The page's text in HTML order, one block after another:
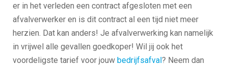
er in het verleden een contract afgesloten met een
afvalverwerker en is dit contract al een tijd niet meer
herzien. Dat kan anders! Je afvalverwerking kan namelijk
in vrijwel alle gevallen goedkoper! Wil jij ook het
voordeligste tarief voor jouw bedrijfsafval? Neem dan